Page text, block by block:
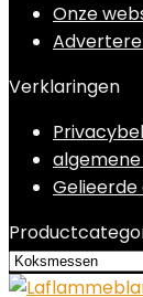
Onze
Verklaringen